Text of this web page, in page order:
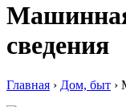
сведения
Главная › Дом, быт ›